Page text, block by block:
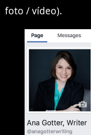
foto / vídeo).